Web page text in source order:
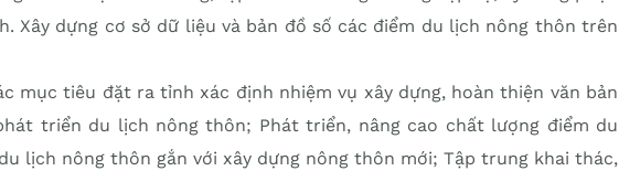
Xây dựng cơ sở dữ liệu và bản đồ số các điểm du lịch nông thôn trên
mục tiêu đặt ra tỉnh xác định nhiệm vụ xây dựng, hoàn thiện văn bản
triển du lịch nông thôn; Phát triển, nâng cao chất lượng điểm du
lịch nông thôn gắn với xây dựng nông thôn mới; Tập trung khai thác,